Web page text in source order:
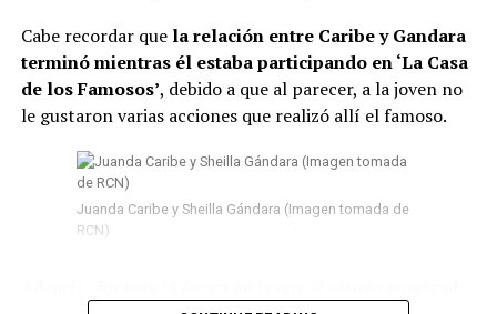
que fueron trasladados a diferentes prisiones. Además,
El Tiempo reveló que, entre estos, se encuentran
algunos “capos” que participaron en el denominado
‘tarimazo’ de Medellín.
#ATENTOS. Momento en el
que son trasladados 103
peligrosos reclusos desde
Cabe recordar que la relación entre Caribe y Gandara
terminó mientras él estaba participando en ‘La Casa
de los Famosos’, debido a que al parecer, a la joven no
le gustaron varias acciones que realizó allí el famoso.
Juanda Caribe y Sheilla Gándara (Imagen tomada de
RCN)